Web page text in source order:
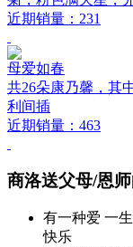
近期销量：231
母爱如春
共26朵康乃馨，其
利间插
近期销量：463
商洛送父母/恩
有一种爱 一
快乐